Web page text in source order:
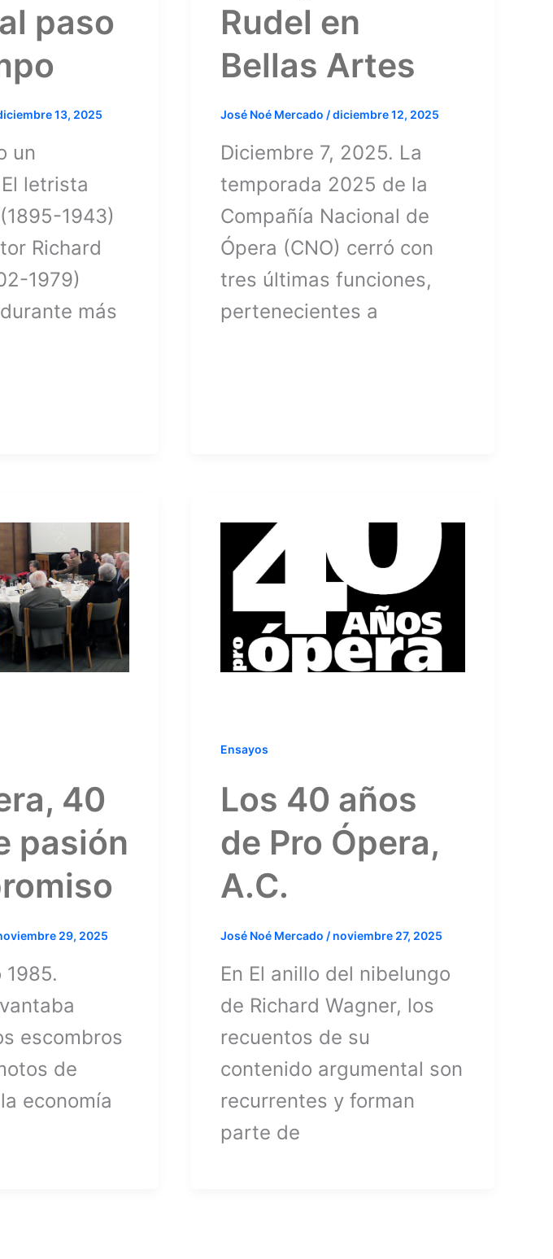
paso
13, 2025
un
letrista
1943)
Richard
1979)
más
Rudel en
Bellas Artes
José Noé Mercado /diciembre 12, 2025
Diciembre 7, 2025. La
temporada 2025 de la
Compañía Nacional de
Ópera (CNO) cerró con
tres últimas funciones,
pertenecientes a
40
pasión
29, 2025
1985.
escombros
de
economía
Ensayos
Los 40 años
de Pro Ópera,
A.C.
José Noé Mercado / noviembre 27, 2025
En El anillo del nibelungo
de Richard Wagner, los
recuentos de su
contenido argumental son
recurrentes y forman
parte de